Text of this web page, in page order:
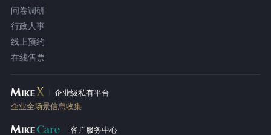
问卷调研
行政人事
线上预约
在线售票
企业级私有平台
企业全场景信息收集
客户服务中心